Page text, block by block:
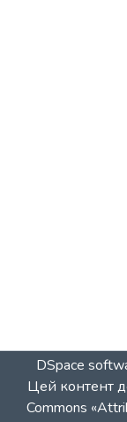
DSpace
Цей контент
Commons